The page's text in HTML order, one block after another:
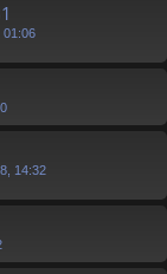
01:06
14:32